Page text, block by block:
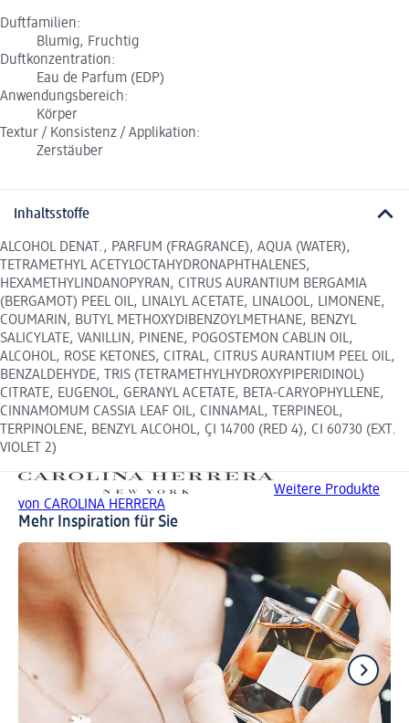
Duftfamilien:
Blumig, Fruchtig
Duftkonzentration:
Eau de Parfum (EDP)
Anwendungsbereich:
Körper
Textur / Konsistenz / Applikation:
Zerstäuber
Inhaltsstoffe
ALCOHOL DENAT., PARFUM (FRAGRANCE), AQUA (WATER),
TETRAMETHYL ACETYLOCTAHYDRONAPHTHALENES,
HEXAMETHYLINDANOPYRAN, CITRUS AURANTIUM BERGAMIA
(BERGAMOT) PEEL OIL, LINALYL ACETATE, LINALOOL, LIMONENE,
COUMARIN, BUTYL METHOXYDIBENZOYLMETHANE, BENZYL
SALICYLATE, VANILLIN, PINENE, POGOSTEMON CABLIN OIL,
ALCOHOL, ROSE KETONES, CITRAL, CITRUS AURANTIUM PEEL OIL,
BENZALDEHYDE, TRIS (TETRAMETHYLHYDROXYPIPERIDINOL)
CITRATE, EUGENOL, GERANYL ACETATE, BETA-CARYOPHYLLENE,
CINNAMOMUM CASSIA LEAF OIL, CINNAMAL, TERPINEOL,
TERPINOLENE, BENZYL ALCOHOL, ÇI 14700 (RED 4), CI 60730 (EXT.
VIOLET 2)
Weitere Produkte
von CAROLINA HERRERA
Mehr Inspiration für Sie